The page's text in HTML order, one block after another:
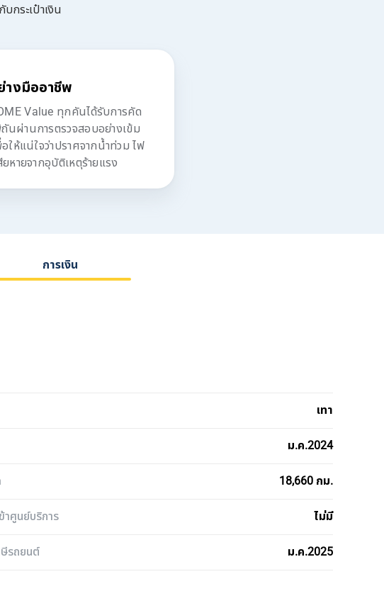
กระเป๋าเงิน
างมืออาชีพ
Value ทุกคันได้รับการคัด
นผ่านการตรวจสอบอย่างเข้ม
ให้แน่ใจว่าปราศจากน้ำท่วม ไฟ
หายจากอุบัติเหตุร้ายแรง
การเงิน
เทา
ม.ค.2024
18,660 กม.
าศูนย์บริการ ไม่มี
รถยนต์ ม.ค.2025